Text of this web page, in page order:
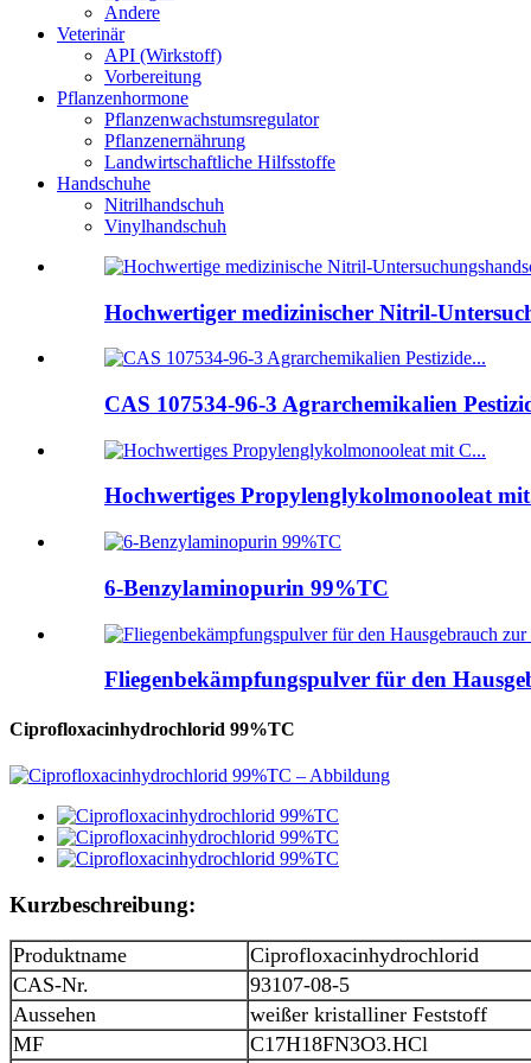
Andere
Veterinär
API (Wirkstoff)
Vorbereitung
Pflanzenhormone
Pflanzenwachstumsregulator
Pflanzenernährung
Landwirtschaftliche Hilfsstoffe
Handschuhe
Nitrilhandschuh
Vinylhandschuh
Hochwertiger medizinischer Nitril-
CAS 107534-96-3 Agrarchemikalien
Hochwertiges Propylenglykolmonooleat
6-Benzylaminopurin 99%TC
Fliegenbekämpfungspulver für den
Ciprofloxacinhydrochlorid 99%TC
Kurzbeschreibung:
Produktname
Ciprofloxacinhydrochlorid
CAS-Nr.
93107-08-5
Aussehen
weißer kristalliner Feststoff
MF
C17H18FN3O3.HCl